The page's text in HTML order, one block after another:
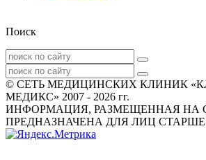
Поиск
© СЕТЬ МЕДИЦИНСКИХ КЛИНИК
МЕДИКС» 2007 - 2026 гг.
ИНФОРМАЦИЯ, РАЗМЕЩЕННАЯ НА
ПРЕДНАЗНАЧЕНА ДЛЯ ЛИЦ СТАРШЕ